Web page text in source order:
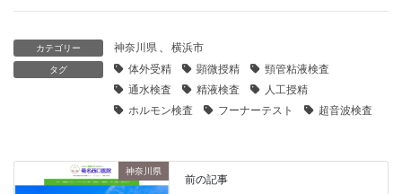
カテゴリー 神奈川県 横浜市
タグ 体外受精 顕微授精
頸管粘液検査
通水検査
精液検査
人工授精
ホルモン検査
フーナーテスト 超音波検査
神奈川県
前の記事